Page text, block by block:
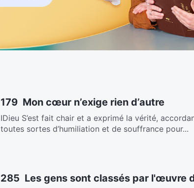
179 Mon cœur n’exige rien d’autre
ⅠDieu S’est fait chair et a exprimé la vérité,
toutes sortes d’humiliation et de souffrance pour...
285 Les gens sont classés par l'œuvre